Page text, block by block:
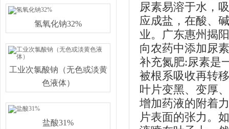
氢氧化钠32%
工业次氯酸钠（无色或淡黄
色液体）
盐酸31%
尿素易溶于水，
应成盐，在酸、
业。广东惠州揭
向农药中添加尿
补充氮肥:尿素是
被根系吸收再转
叶片变黑、变厚
增加药液的附着
片表面的张力。